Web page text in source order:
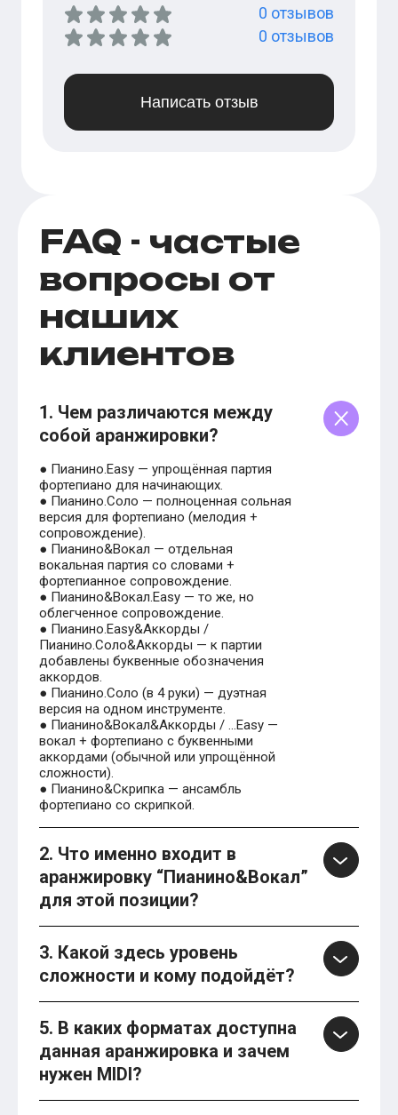
0 отзывов
0 отзывов
Написать отзыв
FAQ - частые
вопросы от
наших
клиентов
1. Чем различаются между
собой аранжировки?
● Пианино.Easy — упрощённая партия
фортепиано для начинающих.
● Пианино.Соло — полноценная сольная
версия для фортепиано (мелодия +
сопровождение).
● Пианино&Вокал — отдельная
вокальная партия со словами +
фортепианное сопровождение.
● Пианино&Вокал.Easy — то же, но
облегченное сопровождение.
● Пианино.Easy&Аккорды /
Пианино.Соло&Аккорды — к партии
добавлены буквенные обозначения
аккордов.
● Пианино.Соло (в 4 руки) — дуэтная
версия на одном инструменте.
● Пианино&Вокал&Аккорды / …Easy —
вокал + фортепиано с буквенными
аккордами (обычной или упрощённой
сложности).
● Пианино&Скрипка — ансамбль
фортепиано со скрипкой.
2. Что именно входит в
аранжировку “Пианино&Вокал”
для этой позиции?
3. Какой здесь уровень
сложности и кому подойдёт?
5. В каких форматах доступна
данная аранжировка и зачем
нужен MIDI?